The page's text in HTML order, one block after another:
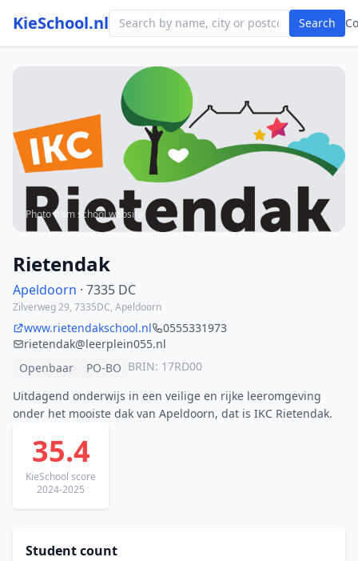
KieSchool.nl Search
Photo from school website
Rietendak
Apeldoorn · 7335 DC
Zilverweg 29, 7335DC, Apeldoorn
www.rietendakschool.nl
0555331973
rietendak@leerplein055.nl
Openbaar
PO-BO BRIN: 17RD00
Uitdagend onderwijs in een veilige en rijke leeromgeving
onder het mooiste dak van Apeldoorn, dat is IKC Rietendak.
35.4
KieSchool score
2024-2025
Student count